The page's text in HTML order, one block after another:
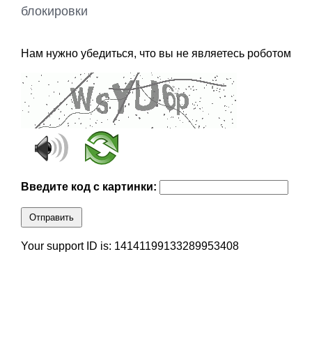
блокировки
Нам нужно убедиться, что вы не являетесь роботом
Введите код с картинки:
Отправить
Your support ID is: 14141199133289953408